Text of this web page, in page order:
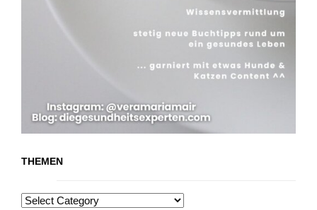
THEMEN